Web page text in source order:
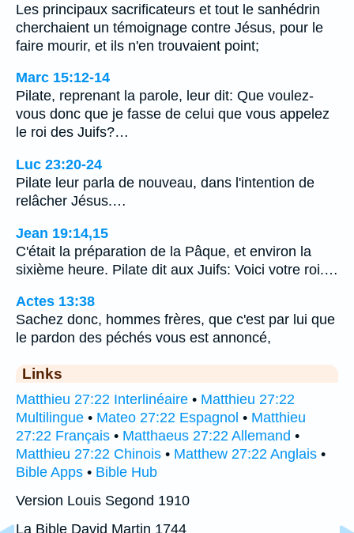
Les principaux sacrificateurs et tout le sanhédrin
cherchaient un témoignage contre Jésus, pour le
faire mourir, et ils n'en trouvaient point;
Marc 15:12-14
Pilate, reprenant la parole, leur dit: Que voulez-
vous donc que je fasse de celui que vous appelez
le roi des Juifs?…
Luc 23:20-24
Pilate leur parla de nouveau, dans l'intention de
relâcher Jésus.…
Jean 19:14,15
C'était la préparation de la Pâque, et environ la
sixième heure. Pilate dit aux Juifs: Voici votre roi.…
Actes 13:38
Sachez donc, hommes frères, que c'est par lui que
le pardon des péchés vous est annoncé,
Links
Matthieu 27:22 Interlinéaire • Matthieu 27:22
Multilingue • Mateo 27:22 Espagnol • Matthieu
27:22 Français • Matthaeus 27:22 Allemand •
Matthieu 27:22 Chinois • Matthew 27:22 Anglais •
Bible Apps • Bible Hub
Version Louis Segond 1910
La Bible David Martin 1744